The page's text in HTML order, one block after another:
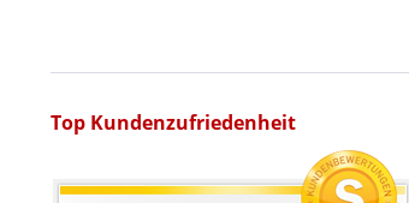
Top Kundenzufriedenheit